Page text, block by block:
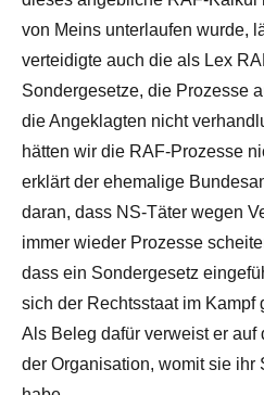
von Meins unterlaufen wurde,
verteidigte auch die als Lex
Sondergesetze, die Prozesse
die Angeklagten nicht
hätten wir die RAF-Prozesse
erklärt der ehemalige
daran, dass NS-Täter wegen
immer wieder Prozesse
dass ein Sondergesetz
sich der Rechtsstaat im Kampf
Als Beleg dafür verweist er auf
der Organisation, womit sie ihr